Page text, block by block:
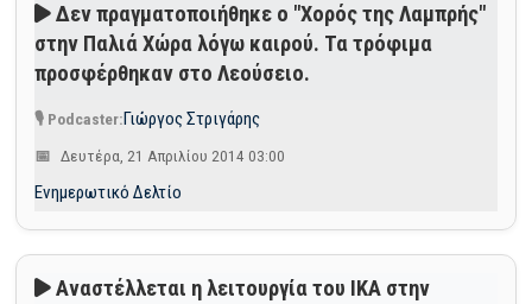
Δεν πραγματοποιήθηκε ο "Χορός της Λαμπρής"
στην Παλιά Χώρα λόγω καιρού. Τα τρόφιμα
προσφέρθηκαν στο Λεούσειο.
Γιώργος Στριγάρης
Δευτέρα, 21 Απριλίου 2014 03:00
Ενημερωτικό Δελτίο
Αναστέλλεται η λειτουργία του ΙΚΑ στην